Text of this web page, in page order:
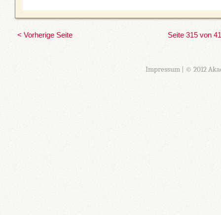
< Vorherige Seite Seite 315 von
Impressum| © 2012